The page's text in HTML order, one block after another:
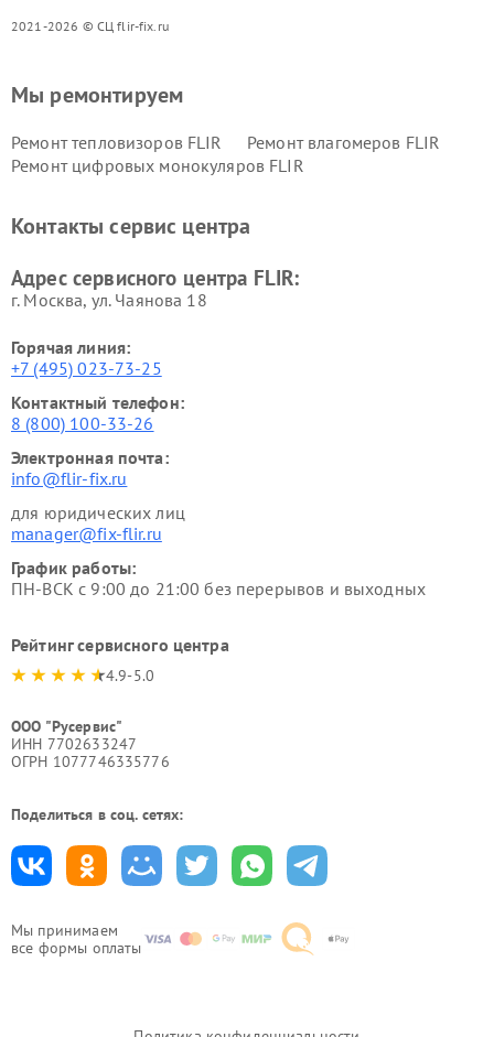
2021-2026 © СЦ flir-fix.ru
Мы принимаем
все формы оплаты
Мы ремонтируем
Ремонт тепловизоров FLIR
Ремонт влагомеров FLIR
Ремонт цифровых монокуляров FLIR
Контакты сервис центра
Адрес сервисного центра FLIR:
г. Москва, ул. Чаянова 18
Горячая линия:
+7 (495) 023-73-25
Контактный телефон:
8 (800) 100-33-26
Электронная почта:
info@flir-fix.ru
для юридических лиц
manager@fix-flir.ru
График работы:
ПН-ВСК с 9:00 до 21:00 без перерывов и выходных
Рейтинг сервисного центра
4.9-5.0
ООО "Русервис"
ИНН 7702633247
ОГРН 1077746335776
Поделиться в соц. сетях: